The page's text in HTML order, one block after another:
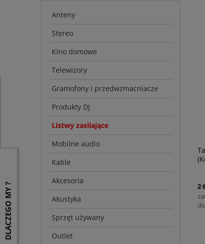
Anteny
Stereo
Kino domowe
Telewizory
Gramofony i przedwzmacniacze
Produkty DJ
Listwy zasilające
Mobilne audio
Kable
Akcesoria
Akustyka
Sprzęt używany
Outlet
2
DLACZEGO MY ?